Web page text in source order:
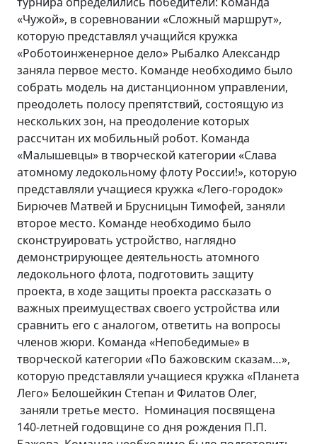
«Чужой», в соревновании «Сложный маршрут»,
которую представлял учащийся кружка
«Роботоинженерное дело» Рыбалко Александр
заняла первое место. Команде необходимо было
собрать модель на дистанционном управлении,
преодолеть полосу препятствий, состоящую из
нескольких зон, на преодоление которых
рассчитан их мобильный робот. Команда
«Малышевцы» в творческой категории «Слава
атомному ледокольному флоту России!», которую
представляли учащиеся кружка «Лего-городок»
Бирючев Матвей и Брусницын Тимофей, заняли
второе место. Команде необходимо было
сконструировать устройство, наглядно
демонстрирующее деятельность атомного
ледокольного флота, подготовить защиту
проекта, в ходе защиты проекта рассказать о
важных преимуществах своего устройства или
сравнить его с аналогом, ответить на вопросы
членов жюри. Команда «Непобедимые» в
творческой категории «По бажовским сказам…»,
которую представляли учащиеся кружка «Планета
Лего» Белошейкин Степан и Филатов Олег,
заняли третье место. Номинация посвящена
140-летней годовщине со дня рождения П.П.